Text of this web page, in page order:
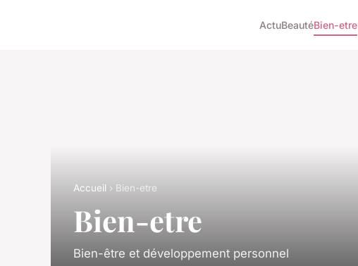
ActuBeautéBien-etre
Accueil › Bien-etre
Bien-etre
Bien-être et développement personnel